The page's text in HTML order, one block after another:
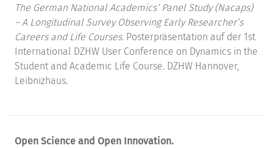
The German National Academics‘ Panel Study (Nacaps)
– A Longitudinal Survey Observing Early Researcher’s
Careers and Life Courses. Posterpräsentation auf der 1st
International DZHW User Conference on Dynamics in the
Student and Academic Life Course. DZHW Hannover,
Leibnizhaus.
Open Science and Open Innovation.